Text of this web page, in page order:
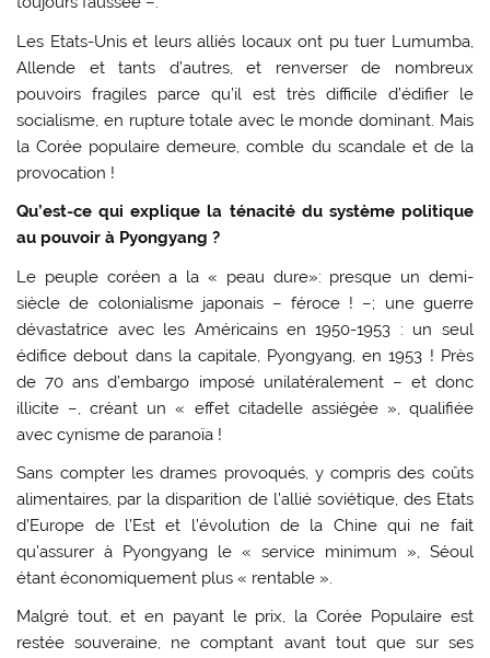
Les Etats-Unis et leurs alliés locaux ont pu tuer Lumumba,
Allende et tants d’autres, et renverser de nombreux
pouvoirs fragiles parce qu’il est très difficile d’édifier le
socialisme, en rupture totale avec le monde dominant. Mais
la Corée populaire demeure, comble du scandale et de la
provocation !
Qu’est-ce qui explique la ténacité du système politique
au pouvoir à Pyongyang ?
Le peuple coréen a la « peau dure»: presque un demi-
siècle de colonialisme japonais – féroce ! –; une guerre
dévastatrice avec les Américains en 1950-1953 : un seul
édifice debout dans la capitale, Pyongyang, en 1953 ! Près
de 70 ans d’embargo imposé unilatéralement – et donc
illicite –, créant un « effet citadelle assiégée », qualifiée
avec cynisme de paranoïa !
Sans compter les drames provoqués, y compris des coûts
alimentaires, par la disparition de l’allié soviétique, des Etats
d’Europe de l’Est et l’évolution de la Chine qui ne fait
qu’assurer à Pyongyang le « service minimum », Séoul
étant économiquement plus « rentable ».
Malgré tout, et en payant le prix, la Corée Populaire est
restée souveraine, ne comptant avant tout que sur ses